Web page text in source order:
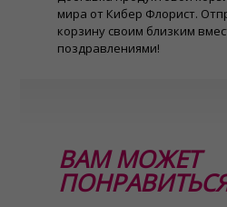
мира от Кибер Флорист.
корзину своим близким
поздравлениями!
ВАМ МОЖЕТ